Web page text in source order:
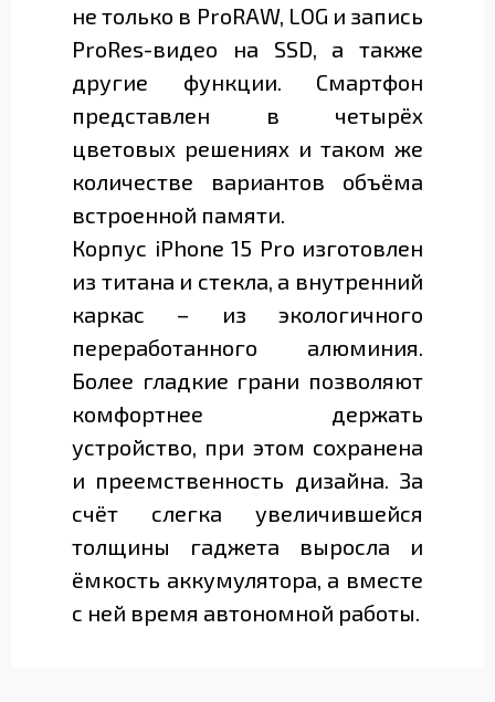
не только в ProRAW, LOG и запись
ProRes-видео на SSD, а также
другие функции. Смартфон
представлен в четырёх
цветовых решениях и таком же
количестве вариантов объёма
встроенной памяти.
Корпус iPhone 15 Pro изготовлен
из титана и стекла, а внутренний
каркас – из экологичного
переработанного алюминия.
Более гладкие грани позволяют
комфортнее держать
устройство, при этом сохранена
и преемственность дизайна. За
счёт слегка увеличившейся
толщины гаджета выросла и
ёмкость аккумулятора, а вместе
с ней время автономной работы.